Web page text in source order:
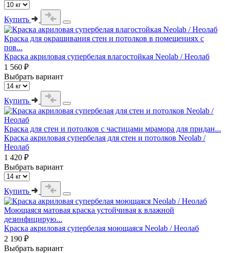
Купить
Краска для окрашивания стен и потолков в помещениях с
пов...
Краска акриловая супербелая влагостойкая Neolab / Неолаб
1 560 ₽
Выбрать вариант
Купить
Краска для стен и потолков с частицами мрамора для придан...
Краска акриловая супербелая для стен и потолков Neolab /
Неолаб
1 420 ₽
Выбрать вариант
Купить
Моющаяся матовая краска устойчивая к влажной
дезинфицирую...
Краска акриловая супербелая моющаяся Neolab / Неолаб
2 190 ₽
Выбрать вариант